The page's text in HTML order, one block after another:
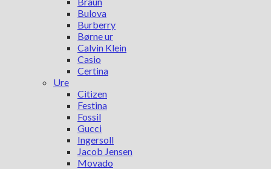
Bulova
Burberry
Børne ur
Calvin Klein
Casio
Certina
Ure
Citizen
Festina
Fossil
Gucci
Ingersoll
Jacob Jensen
Movado